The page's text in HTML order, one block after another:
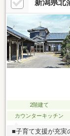
新潟県北
2階建て
カウンターキッチン
■子育て支援が充実